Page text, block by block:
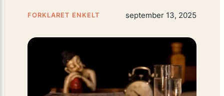
FORKLARET ENKELT september 13, 2025